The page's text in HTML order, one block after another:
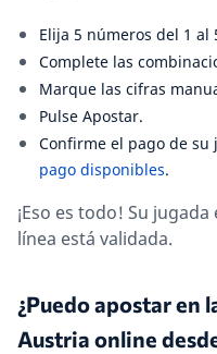
Elija 5 números del 1 al
Complete las
Marque las cifras
Pulse Apostar.
Confirme el pago de su
pago disponibles.
¡Eso es todo! Su
línea está validada.
¿Puedo apostar en
Austria online